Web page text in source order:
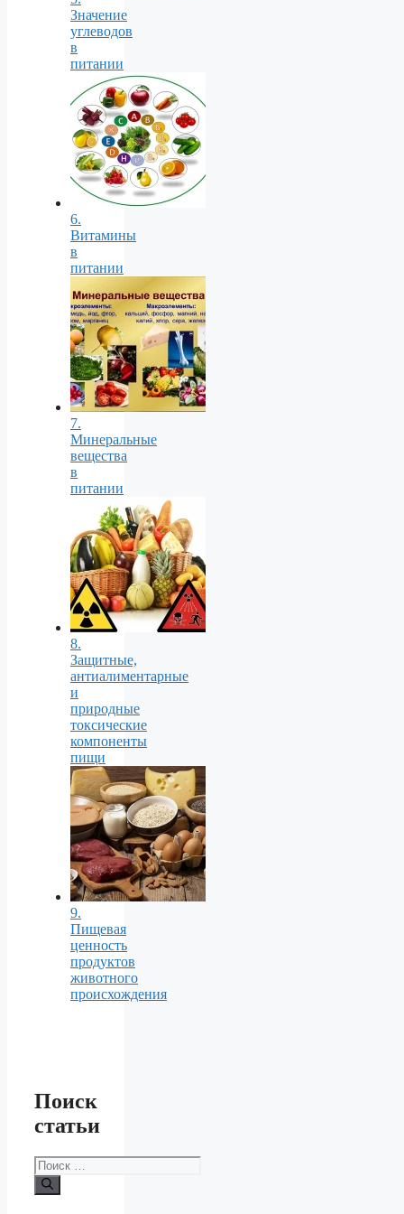
Значение
углеводов
в
питании
6.
Витамины
в
питании
7.
Минеральные
вещества
в
питании
8.
Защитные,
антиалиментарные
и
природные
токсические
компоненты
пищи
9.
Пищевая
ценность
продуктов
животного
происхождения
Поиск
статьи
Поиск: